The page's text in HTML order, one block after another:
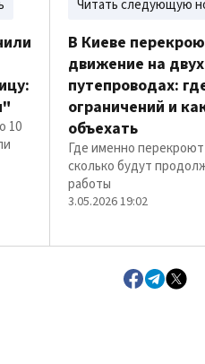
10
Читать следующую
В Киеве
движение на двух
путепроводах:
ограничений и
объехать
Где именно
сколько будут
работы
3.05.2026 19:02